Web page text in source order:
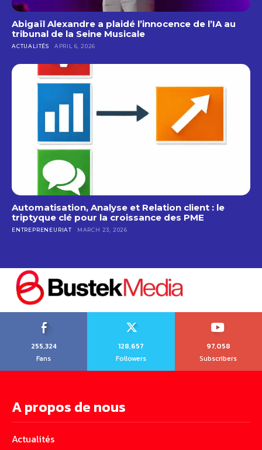
Abigaïl Alexandre a plaidé l’innocence de l’IA au
tribunal de la Seine Musicale
ACTUALITÉS APRIL 6, 2026
Automatisation, Analyse et Relation client : le
triptyque clé pour la croissance des PME
ENTREPRENEURIAT MARCH 23, 2026
255,324
Fans
128,657
Followers
97,058
Subscribers
A propos de nous
Actualités